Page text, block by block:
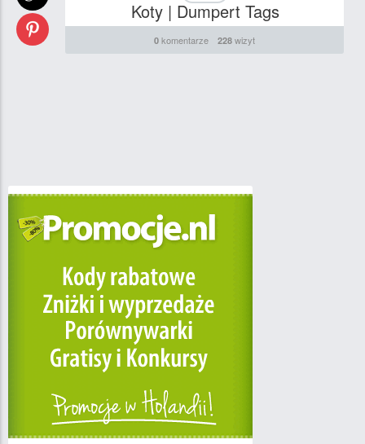
Koty | Dumpert Tags
0 komentarze 228 wizyt